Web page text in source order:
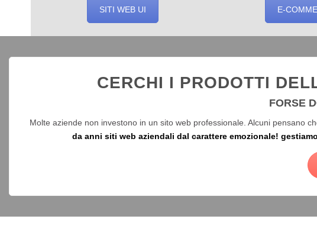
SITI WEB UI E-
CERCHI I PRODOTTI
FORSE
Molte aziende non investono in un sito web professionale. Alcuni pensano
da anni siti web aziendali dal carattere emozionale!